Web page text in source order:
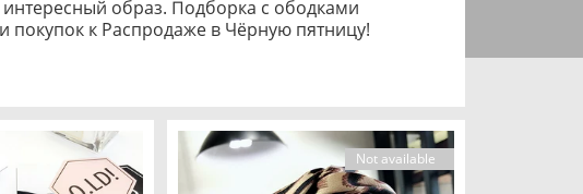
образ. Подборка с ободками
покупок к Распродаже в Чёрную пятницу!
Not available